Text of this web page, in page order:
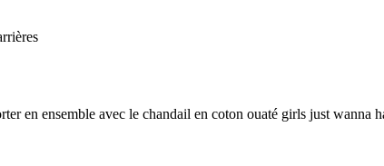
en ensemble avec le chandail en coton ouaté girls just wanna